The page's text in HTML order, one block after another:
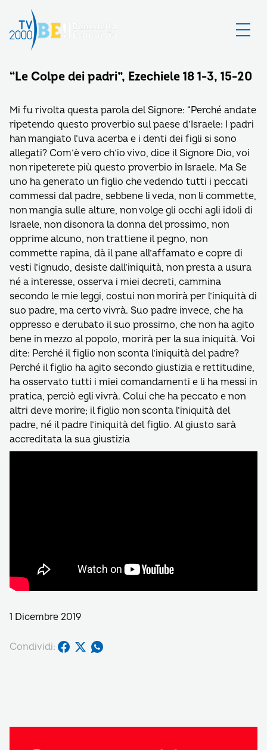
“Le Colpe dei padri”, Ezechiele 18 1-3, 15-20
Mi fu rivolta questa parola del Signore: “Perché andate
ripetendo questo proverbio sul paese d’Israele: I padri
han mangiato l’uva acerba e i denti dei figli si sono
allegati? Com’è vero ch’io vivo, dice il Signore Dio, voi
non ripeterete più questo proverbio in Israele. Ma Se
uno ha generato un figlio che vedendo tutti i peccati
commessi dal padre, sebbene li veda, non li commette,
non mangia sulle alture, non volge gli occhi agli idoli di
Israele, non disonora la donna del prossimo, non
opprime alcuno, non trattiene il pegno, non
commette rapina, dà il pane all’affamato e copre di
vesti l’ignudo, desiste dall’iniquità, non presta a usura
né a interesse, osserva i miei decreti, cammina
secondo le mie leggi, costui non morirà per l’iniquità di
suo padre, ma certo vivrà. Suo padre invece, che ha
oppresso e derubato il suo prossimo, che non ha agito
bene in mezzo al popolo, morirà per la sua iniquità. Voi
dite: Perché il figlio non sconta l’iniquità del padre?
Perché il figlio ha agito secondo giustizia e rettitudine,
ha osservato tutti i miei comandamenti e li ha messi in
pratica, perciò egli vivrà. Colui che ha peccato e non
altri deve morire; il figlio non sconta l’iniquità del
padre, né il padre l’iniquità del figlio. Al giusto sarà
accreditata la sua giustizia
1 Dicembre 2019
Condividi: